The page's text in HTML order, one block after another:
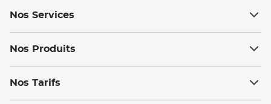
Nos Services
Nos Produits
Nos Tarifs